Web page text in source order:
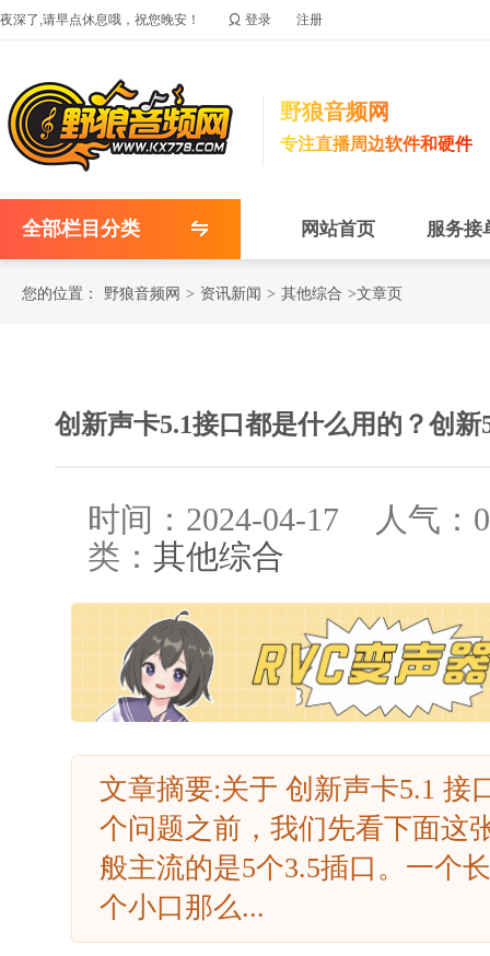
夜深了,请早点休息哦，祝您晚安！  登录 注册
野狼音频网
专注直播周边软件和硬件
全部栏目分类 网站首页 服务接
您的位置： 野狼音频网 > 资讯新闻 > 其他综合 >文章页
创新声卡5.1接口都是什么用的？创
时间：2024-04-17 人气： 0
类： 其他综合
文章摘要:关于 创新声卡5.1 接
个问题之前，我们先看下面这
般主流的是5个3.5插口。一个
个小口那么...